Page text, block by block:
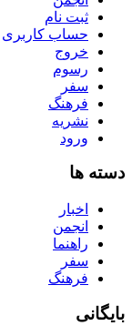
ثبت نام
حساب کاربری
خروج
رسوم
سفر
فرهنگ
نشریه
ورود
دسته ها
اخبار
انجمن
راهنما
سفر
فرهنگ
بایگانی